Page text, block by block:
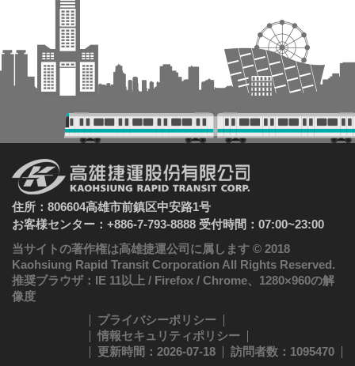
住所：806604高雄市前鎮区中安路1号
お客様センター：+886-7-793-8888 受付時間：07:00~23:00
当サイトの著作権は高雄捷運公司に属します © 2018
Kaohsiung Rapid Transit Corporation All Rights Reserved.
推奨ブラウザ：IE 11以上 / Firefox / Chrome、1280×960の解
像度
プライバシーポリシー
情報セキュリティポリシー
更新時間：2026-07-18
訪問者数：1095470